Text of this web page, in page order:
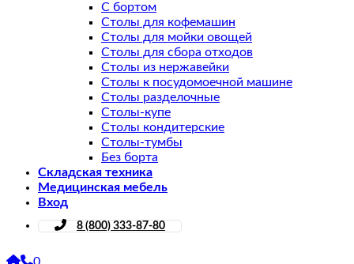
С бортом
Столы для кофемашин
Столы для мойки овощей
Столы для сбора отходов
Столы из нержавейки
Столы к посудомоечной машине
Столы разделочные
Столы-купе
Столы кондитерские
Столы-тумбы
Без борта
Складская техника
Медицинская мебель
Вход
8 (800) 333-87-80